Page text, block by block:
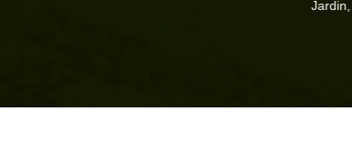
Jardin, un jardinier